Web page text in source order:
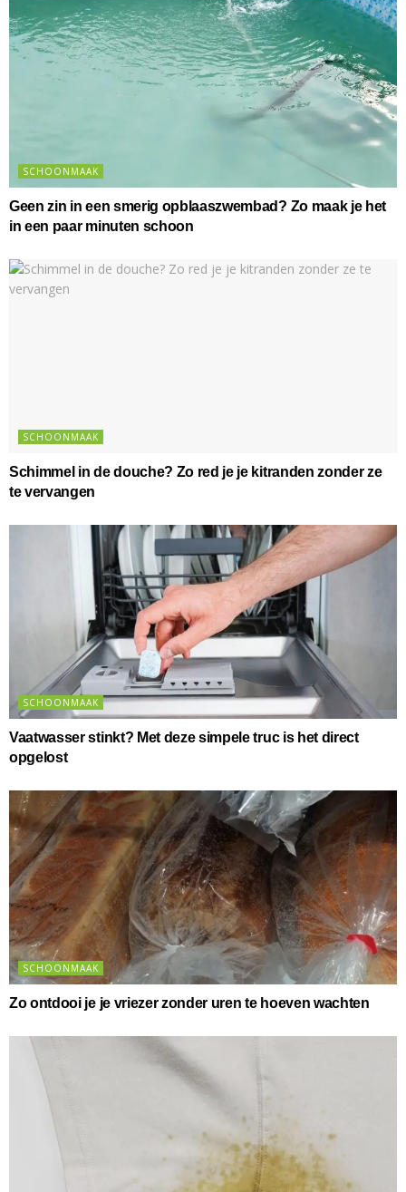
SCHOONMAAK
Geen zin in een smerig opblaaszwembad? Zo maak je het
in een paar minuten schoon
SCHOONMAAK
Schimmel in de douche? Zo red je je kitranden zonder ze
te vervangen
SCHOONMAAK
Vaatwasser stinkt? Met deze simpele truc is het direct
opgelost
SCHOONMAAK
Zo ontdooi je je vriezer zonder uren te hoeven wachten